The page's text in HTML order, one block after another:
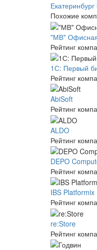
Екатеринбург
Похожие
"МВ" Офисная
Рейтинг
1С: Первый
Рейтинг
AbiSoft
Рейтинг
ALDO
Рейтинг
DEPO
Рейтинг
IBS Platformix
Рейтинг
re:Store
Рейтинг